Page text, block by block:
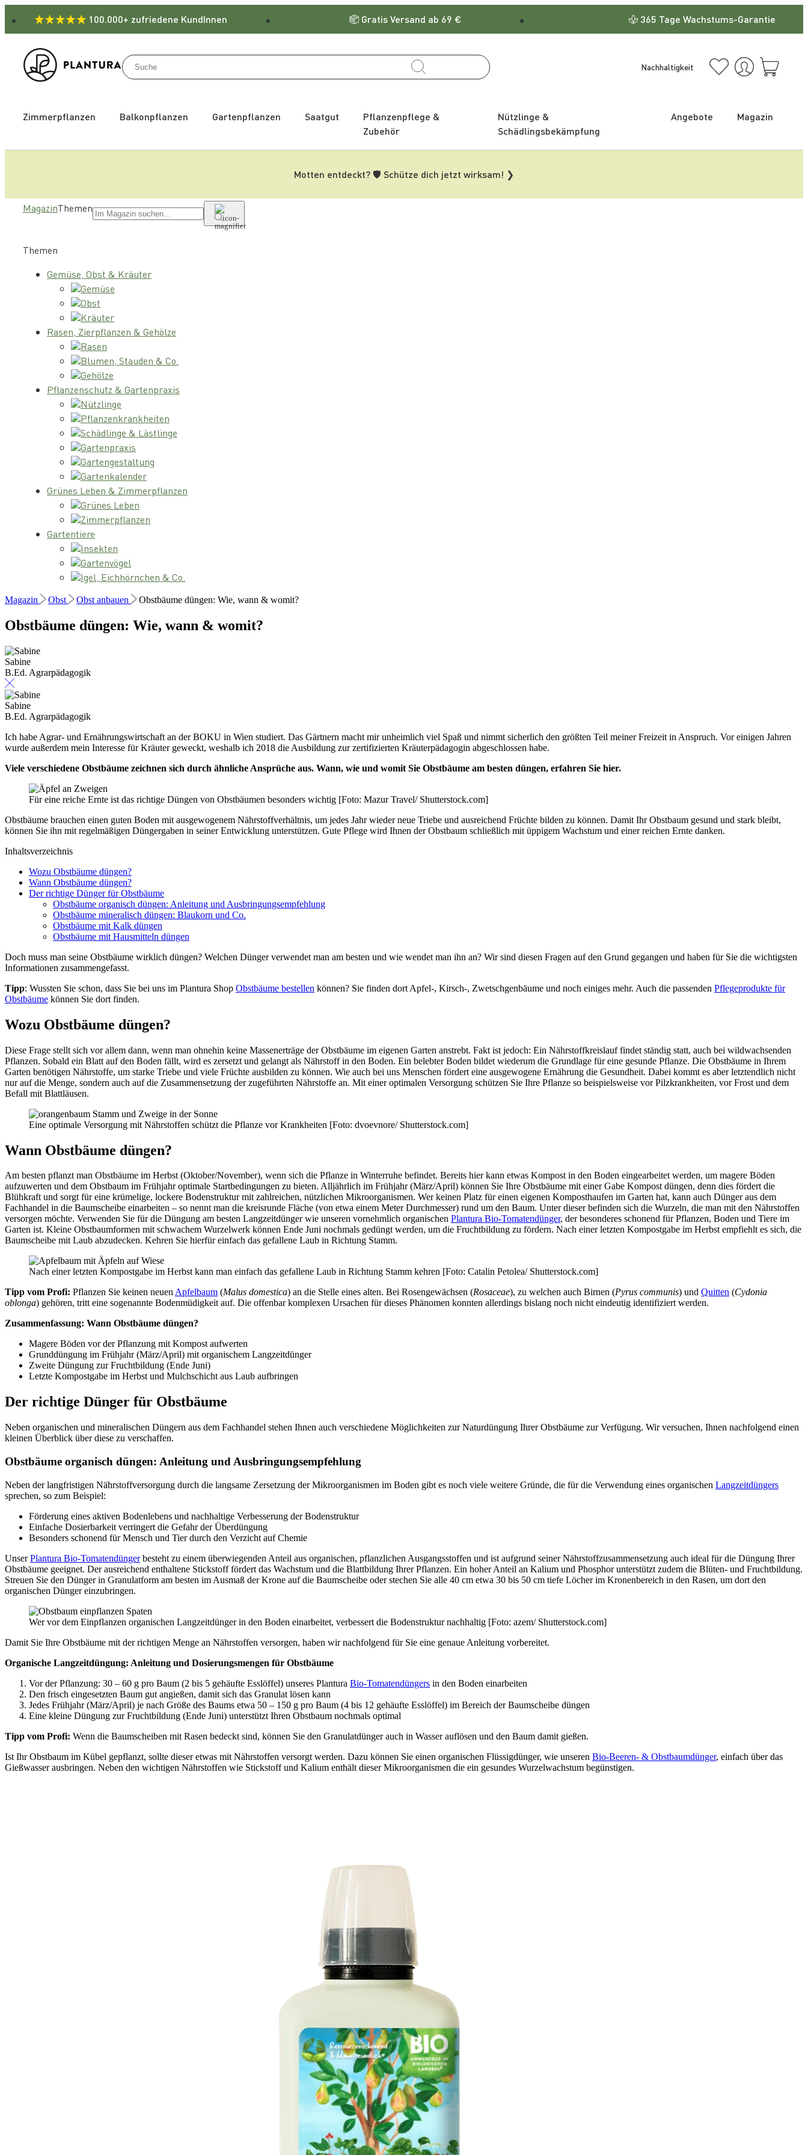
100.000+ zufriedene KundInnen Gratis Versand ab 69 € 365 Tage Wachstums-Garantie
Nachhaltigkeit
Zimmerpflanzen Balkonpflanzen Gartenpflanzen Saatgut
Pflanzenpflege &
Zubehör
Nützlinge &
Schädlingsbekämpfung
Angebote Magazin
Motten entdeckt? 🛡️ Schütze dich jetzt wirksam! ❯
MagazinThemen
Themen
Gemüse, Obst & Kräuter
Gemüse
Obst
Kräuter
Rasen, Zierpflanzen & Gehölze
Rasen
Blumen, Stauden & Co.
Gehölze
Pflanzenschutz & Gartenpraxis
Nützlinge
Pflanzenkrankheiten
Schädlinge & Lästlinge
Gartenpraxis
Gartengestaltung
Gartenkalender
Grünes Leben & Zimmerpflanzen
Grünes Leben
Zimmerpflanzen
Gartentiere
Insekten
Gartenvögel
Igel, Eichhörnchen & Co.
Magazin Obst Obst anbauen Obstbäume düngen: Wie, wann & womit?
Obstbäume düngen: Wie, wann & womit?
Sabine
B.Ed. Agrarpädagogik
Sabine
B.Ed. Agrarpädagogik
Ich habe Agrar- und Ernährungswirtschaft an der BOKU in Wien studiert. Das Gärtnern macht mir unheimlich viel Spaß und nimmt sicherlich den größten Teil meiner Freizeit in Anspruch. Vor einigen Jahren
wurde außerdem mein Interesse für Kräuter geweckt, weshalb ich 2018 die Ausbildung zur zertifizierten Kräuterpädagogin abgeschlossen habe.
Viele verschiedene Obstbäume zeichnen sich durch ähnliche Ansprüche aus. Wann, wie und womit Sie Obstbäume am besten düngen, erfahren Sie hier.
Für eine reiche Ernte ist das richtige Düngen von Obstbäumen besonders wichtig [Foto: Mazur Travel/ Shutterstock.com]
Obstbäume brauchen einen guten Boden mit ausgewogenem Nährstoffverhältnis, um jedes Jahr wieder neue Triebe und ausreichend Früchte bilden zu können. Damit Ihr Obstbaum gesund und stark bleibt,
können Sie ihn mit regelmäßigen Düngergaben in seiner Entwicklung unterstützen. Gute Pflege wird Ihnen der Obstbaum schließlich mit üppigem Wachstum und einer reichen Ernte danken.
Inhaltsverzeichnis
Wozu Obstbäume düngen?
Wann Obstbäume düngen?
Der richtige Dünger für Obstbäume
Obstbäume organisch düngen: Anleitung und Ausbringungsempfehlung
Obstbäume mineralisch düngen: Blaukorn und Co.
Obstbäume mit Kalk düngen
Obstbäume mit Hausmitteln düngen
Doch muss man seine Obstbäume wirklich düngen? Welchen Dünger verwendet man am besten und wie wendet man ihn an? Wir sind diesen Fragen auf den Grund gegangen und haben für Sie die wichtigsten
Informationen zusammengefasst.
Tipp: Wussten Sie schon, dass Sie bei uns im Plantura Shop Obstbäume bestellen können? Sie finden dort Apfel-, Kirsch-, Zwetschgenbäume und noch einiges mehr. Auch die passenden Pflegeprodukte für
Obstbäume können Sie dort finden.
Wozu Obstbäume düngen?
Diese Frage stellt sich vor allem dann, wenn man ohnehin keine Massenerträge der Obstbäume im eigenen Garten anstrebt. Fakt ist jedoch: Ein Nährstoffkreislauf findet ständig statt, auch bei wildwachsenden
Pflanzen. Sobald ein Blatt auf den Boden fällt, wird es zersetzt und gelangt als Nährstoff in den Boden. Ein belebter Boden bildet wiederum die Grundlage für eine gesunde Pflanze. Die Obstbäume in Ihrem
Garten benötigen Nährstoffe, um starke Triebe und viele Früchte ausbilden zu können. Wie auch bei uns Menschen fördert eine ausgewogene Ernährung die Gesundheit. Dabei kommt es aber letztendlich nicht
nur auf die Menge, sondern auch auf die Zusammensetzung der zugeführten Nährstoffe an. Mit einer optimalen Versorgung schützen Sie Ihre Pflanze so beispielsweise vor Pilzkrankheiten, vor Frost und dem
Befall mit Blattläusen.
Eine optimale Versorgung mit Nährstoffen schützt die Pflanze vor Krankheiten [Foto: dvoevnore/ Shutterstock.com]
Wann Obstbäume düngen?
Am besten pflanzt man Obstbäume im Herbst (Oktober/November), wenn sich die Pflanze in Winterruhe befindet. Bereits hier kann etwas Kompost in den Boden eingearbeitet werden, um magere Böden
aufzuwerten und dem Obstbaum im Frühjahr optimale Startbedingungen zu bieten. Alljährlich im Frühjahr (März/April) können Sie Ihre Obstbäume mit einer Gabe Kompost düngen, denn dies fördert die
Blühkraft und sorgt für eine krümelige, lockere Bodenstruktur mit zahlreichen, nützlichen Mikroorganismen. Wer keinen Platz für einen eigenen Komposthaufen im Garten hat, kann auch Dünger aus dem
Fachhandel in die Baumscheibe einarbeiten – so nennt man die kreisrunde Fläche (von etwa einem Meter Durchmesser) rund um den Baum. Unter dieser befinden sich die Wurzeln, die man mit den Nährstoffen
versorgen möchte. Verwenden Sie für die Düngung am besten Langzeitdünger wie unseren vornehmlich organischen Plantura Bio-Tomatendünger, der besonderes schonend für Pflanzen, Boden und Tiere im
Garten ist. Kleine Obstbaumformen mit schwachem Wurzelwerk können Ende Juni nochmals gedüngt werden, um die Fruchtbildung zu fördern. Nach einer letzten Kompostgabe im Herbst empfiehlt es sich, die
Baumscheibe mit Laub abzudecken. Kehren Sie hierfür einfach das gefallene Laub in Richtung Stamm.
Nach einer letzten Kompostgabe im Herbst kann man einfach das gefallene Laub in Richtung Stamm kehren [Foto: Catalin Petolea/ Shutterstock.com]
Tipp vom Profi: Pflanzen Sie keinen neuenApfelbaum (Malus domestica) an die Stelle eines alten. Bei Rosengewächsen (Rosaceae), zu welchen auch Birnen (Pyrus communis) und Quitten (Cydonia
oblonga) gehören, tritt eine sogenannte Bodenmüdigkeit auf. Die offenbar komplexen Ursachen für dieses Phänomen konnten allerdings bislang noch nicht eindeutig identifiziert werden.
Zusammenfassung: Wann Obstbäume düngen?
Magere Böden vor der Pflanzung mit Kompost aufwerten
Grunddüngung im Frühjahr (März/April) mit organischem Langzeitdünger
Zweite Düngung zur Fruchtbildung (Ende Juni)
Letzte Kompostgabe im Herbst und Mulchschicht aus Laub aufbringen
Der richtige Dünger für Obstbäume
Neben organischen und mineralischen Düngern aus dem Fachhandel stehen Ihnen auch verschiedene Möglichkeiten zur Naturdüngung Ihrer Obstbäume zur Verfügung. Wir versuchen, Ihnen nachfolgend einen
kleinen Überblick über diese zu verschaffen.
Obstbäume organisch düngen: Anleitung und Ausbringungsempfehlung
Neben der langfristigen Nährstoffversorgung durch die langsame Zersetzung der Mikroorganismen im Boden gibt es noch viele weitere Gründe, die für die Verwendung eines organischen Langzeitdüngers
sprechen, so zum Beispiel:
Förderung eines aktiven Bodenlebens und nachhaltige Verbesserung der Bodenstruktur
Einfache Dosierbarkeit verringert die Gefahr der Überdüngung
Besonders schonend für Mensch und Tier durch den Verzicht auf Chemie
UnserPlantura Bio-Tomatendüngerbesteht zu einem überwiegenden Anteil aus organischen, pflanzlichen Ausgangsstoffen und ist aufgrund seiner Nährstoffzusammensetzung auch ideal für die Düngung Ihrer
Obstbäume geeignet. Der ausreichend enthaltene Stickstoff fördert das Wachstum und die Blattbildung Ihrer Pflanzen. Ein hoher Anteil an Kalium und Phosphor unterstützt zudem die Blüten- und Fruchtbildung.
Streuen Sie den Dünger in Granulatform am besten im Ausmaß der Krone auf die Baumscheibe oder stechen Sie alle 40 cm etwa 30 bis 50 cm tiefe Löcher im Kronenbereich in den Rasen, um dort den
organischen Dünger einzubringen.
Wer vor dem Einpflanzen organischen Langzeitdünger in den Boden einarbeitet, verbessert die Bodenstruktur nachhaltig [Foto: azem/ Shutterstock.com]
Damit Sie Ihre Obstbäume mit der richtigen Menge an Nährstoffen versorgen, haben wir nachfolgend für Sie eine genaue Anleitung vorbereitet.
Organische Langzeitdüngung: Anleitung und Dosierungsmengen für Obstbäume
Vor der Pflanzung: 30 – 60 g pro Baum (2 bis 5 gehäufte Esslöffel) unseres Plantura Bio-Tomatendüngers in den Boden einarbeiten
Den frisch eingesetzten Baum gut angießen, damit sich das Granulat lösen kann
Jedes Frühjahr (März/April) je nach Größe des Baums etwa 50 – 150 g pro Baum (4 bis 12 gehäufte Esslöffel) im Bereich der Baumscheibe düngen
Eine kleine Düngung zur Fruchtbildung (Ende Juni) unterstützt Ihren Obstbaum nochmals optimal
Tipp vom Profi: Wenn die Baumscheiben mit Rasen bedeckt sind, können Sie den Granulatdünger auch in Wasser auflösen und den Baum damit gießen.
Ist Ihr Obstbaum im Kübel gepflanzt, sollte dieser etwas mit Nährstoffen versorgt werden. Dazu können Sie einen organischen Flüssigdünger, wie unseren Bio-Beeren- & Obstbaumdünger, einfach über das
Gießwasser ausbringen. Neben den wichtigen Nährstoffen wie Stickstoff und Kalium enthält dieser Mikroorganismen die ein gesundes Wurzelwachstum begünstigen.